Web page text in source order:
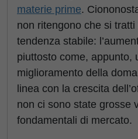
materie prime.
non ritengono che si tratti
tendenza stabile:
piuttosto come, appunto,
miglioramento della
linea con la crescita
non ci sono state grosse
fondamentali di mercato.